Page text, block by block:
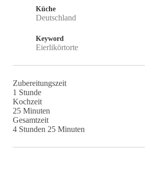
Küche
Deutschland
Keyword
Eierlikörtorte
Zubereitungszeit
1 Stunde
Stunde
Kochzeit
25Minuten
Minuten
Gesamtzeit
4Stunden
Stunden 25Minuten
Minuten